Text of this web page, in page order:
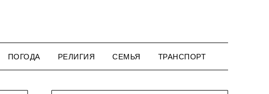
ПОГОДА РЕЛИГИЯ СЕМЬЯ ТРАНСПОРТ